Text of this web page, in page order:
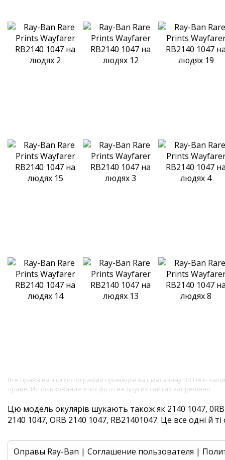
Все права на эти фотографии принадлежат магазину RB.UA и
праве. Использование этих фото на других сайтах запрещено.
Цю модель окулярів шукають також як 2140 1047,
2140 1047, ORB 2140 1047, RB21401047. Це все одні й ті
Оправы Ray-Ban | Соглашение пользователя |